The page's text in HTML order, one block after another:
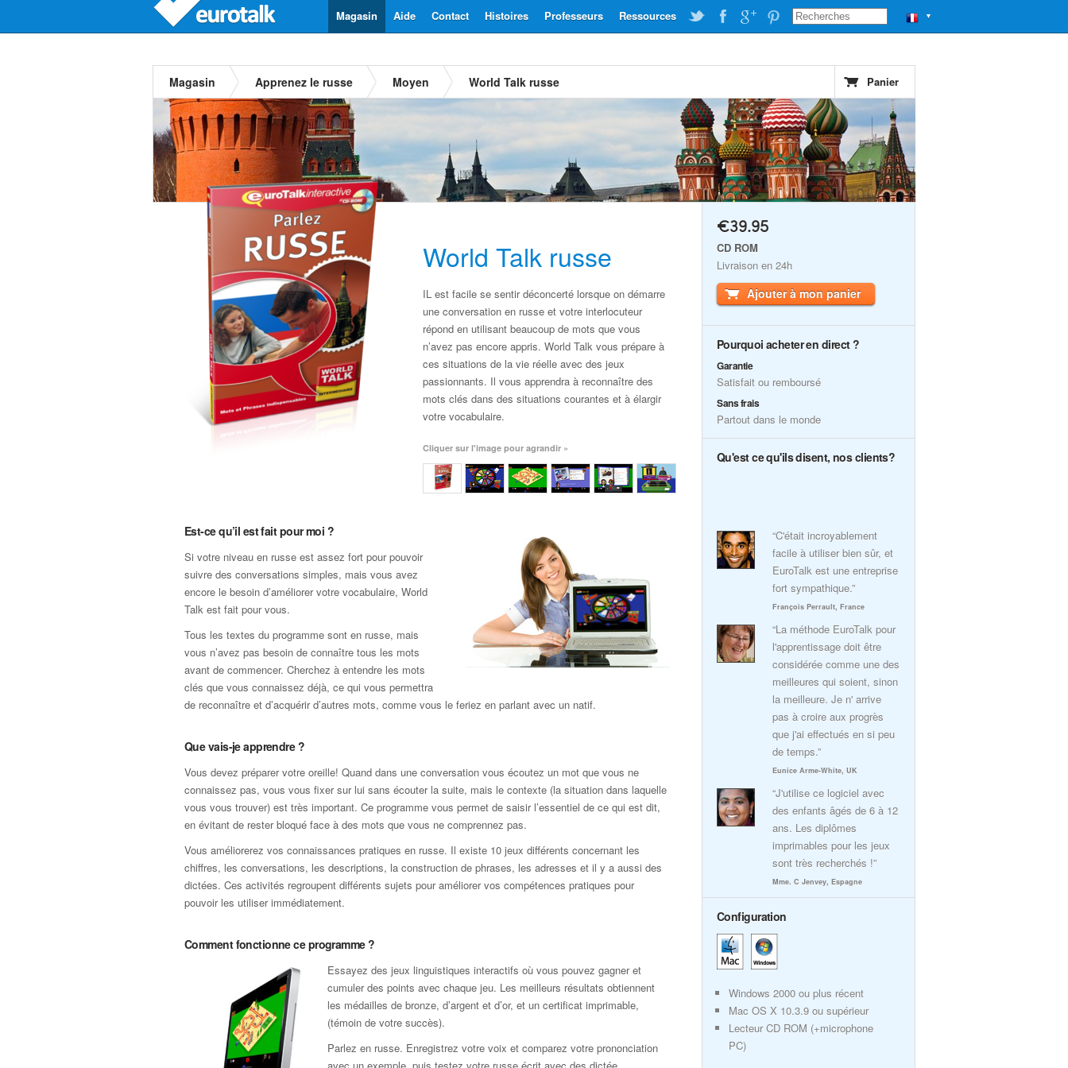
▼
Ressources
Professeurs
Histoires
Contact
Aide
Magasin
Magasin Apprenez le russe Moyen World Talk russe Panier
World Talk russe
IL est facile se sentir déconcerté lorsque on démarre
une conversation en russe et votre interlocuteur
répond en utilisant beaucoup de mots que vous
n’avez pas encore appris. World Talk vous prépare à
ces situations de la vie réelle avec des jeux
passionnants. Il vous apprendra à reconnaître des
mots clés dans des situations courantes et à élargir
votre vocabulaire.
Cliquer sur l'image pour agrandir »
Est-ce qu’il est fait pour moi ?
Si votre niveau en russe est assez fort pour pouvoir
suivre des conversations simples, mais vous avez
encore le besoin d’améliorer votre vocabulaire, World
Talk est fait pour vous.
Tous les textes du programme sont en russe, mais
vous n’avez pas besoin de connaître tous les mots
avant de commencer. Cherchez à entendre les mots
clés que vous connaissez déjà, ce qui vous permettra
de reconnaître et d’acquérir d’autres mots, comme vous le feriez en parlant avec un natif.
Que vais-je apprendre ?
Vous devez préparer votre oreille! Quand dans une conversation vous écoutez un mot que vous ne
connaissez pas, vous vous fixer sur lui sans écouter la suite, mais le contexte (la situation dans laquelle
vous vous trouver) est très important. Ce programme vous permet de saisir l’essentiel de ce qui est dit,
en évitant de rester bloqué face à des mots que vous ne comprennez pas.
Vous améliorerez vos connaissances pratiques en russe. Il existe 10 jeux différents concernant les
chiffres, les conversations, les descriptions, la construction de phrases, les adresses et il y a aussi des
dictées. Ces activités regroupent différents sujets pour améliorer vos compétences pratiques pour
pouvoir les utiliser immédiatement.
Comment fonctionne ce programme ?
Essayez des jeux linguistiques interactifs où vous pouvez gagner et
cumuler des points avec chaque jeu. Les meilleurs résultats obtiennent
les médailles de bronze, d’argent et d’or, et un certificat imprimable,
(témoin de votre succès).
Parlez en russe. Enregistrez votre voix et comparez votre prononciation
€39.95
CD ROM
Livraison en 24h
Ajouter à mon panier
Pourquoi acheter en direct ?
Garantie
Satisfait ou remboursé
Sans frais
Partout dans le monde
Qu'est ce qu'ils disent, nos clients?
“C'était incroyablement
facile à utiliser bien sûr, et
EuroTalk est une entreprise
fort sympathique.”
François Perrault, France
“La méthode EuroTalk pour
l'apprentissage doit être
considérée comme une des
meilleures qui soient, sinon
la meilleure. Je n' arrive
pas à croire aux progrès
que j'ai effectués en si peu
de temps.”
Eunice Arme-White, UK
“J'utilise ce logiciel avec
des enfants âgés de 6 à 12
ans. Les diplômes
imprimables pour les jeux
sont très recherchés !”
Mme. C Jenvey, Espagne
Configuration
Windows 2000 ou plus récent
Mac OS X 10.3.9 ou supérieur
Lecteur CD ROM (+microphone
PC)